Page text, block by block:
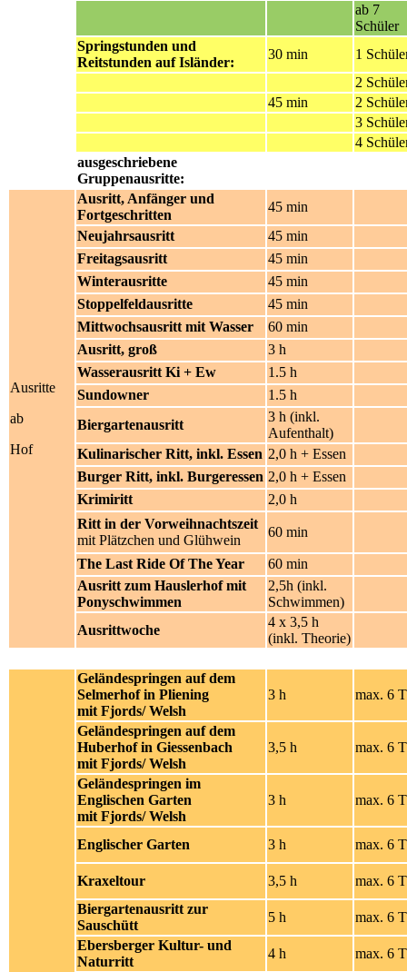
ab 7
Schüler
Springstunden und
Reitstunden auf Isländer:
30 min
1
2
45 min
2
3
4
ausgeschriebene
Gruppenausritte:
Ausritte
ab
Hof
Ausritt, Anfänger und
Fortgeschritten
45 min
Neujahrsausritt
45 min
Freitagsausritt
45 min
Winterausritte
45 min
Stoppelfeldausritte
45 min
Mittwochsausritt mit Wasser
60 min
Ausritt, groß
3 h
Wasserausritt Ki + Ew
1.5 h
Sundowner
1.5 h
Biergartenausritt
3 h (inkl.
Aufenthalt)
Kulinarischer Ritt, inkl. Essen 2,0 h + Essen
Burger Ritt, inkl. Burgeressen 2,0 h + Essen
Krimiritt
2,0 h
Ritt in der Vorweihnachtszeit
mit Plätzchen und Glühwein
60 min
The Last Ride Of The Year
60 min
Ausritt zum Hauslerhof mit
Ponyschwimmen
2,5h (inkl.
Schwimmen)
Ausrittwoche
4 x 3,5 h
(inkl. Theorie)
Geländespringen auf dem
Selmerhof in Pliening
mit Fjords/ Welsh
3 h max. 6
Geländespringen auf dem
Huberhof in Giessenbach
mit Fjords/ Welsh
3,5 h max. 6
Geländespringen im
Englischen Garten
mit Fjords/ Welsh
3 h max. 6
Englischer Garten 3 h max. 6
Kraxeltour 3,5 h
max. 6
Biergartenausritt zur
Sauschütt
5 h
max. 6
Ebersberger Kultur- und
Naturritt
4 h
max. 6